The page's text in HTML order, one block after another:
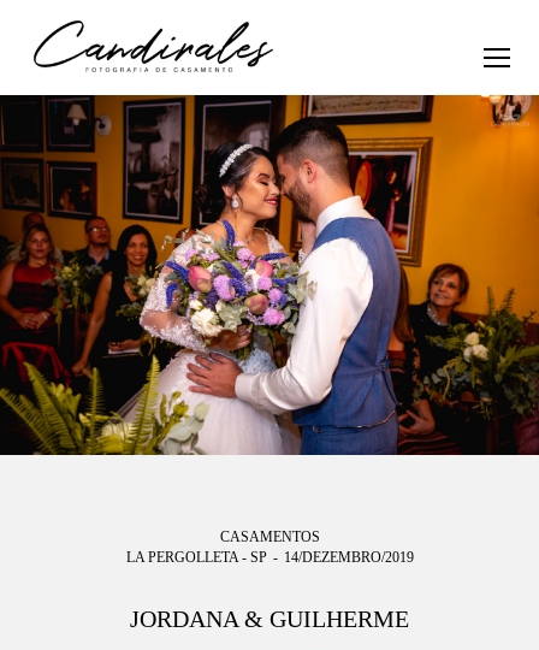
CASAMENTOS
LA PERGOLLETA - SP
14/DEZEMBRO/2019
JORDANA & GUILHERME